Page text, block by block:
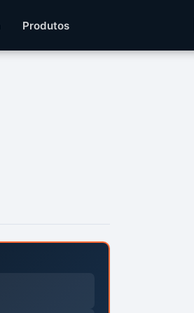
Produtos